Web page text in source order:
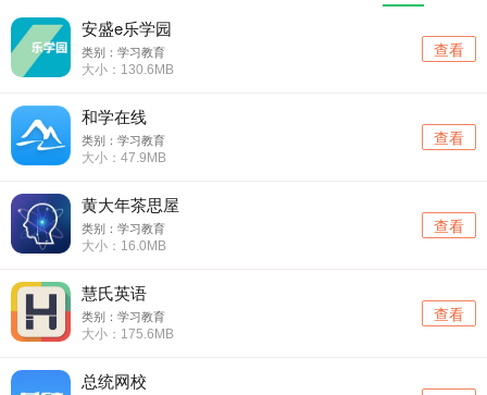
安盛e乐学园
类别：学习教育
大小：130.6MB
查看
和学在线
类别：学习教育
大小：47.9MB
查看
黄大年茶思屋
类别：学习教育
大小：16.0MB
查看
慧氏英语
类别：学习教育
大小：175.6MB
查看
总统网校